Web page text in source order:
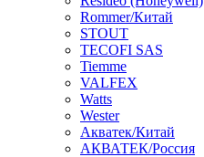
Rommer/Китай
STOUT
TECOFI SAS
Tiemme
VALFEX
Watts
Wester
Акватек/Китай
АКВАТЕК/Россия